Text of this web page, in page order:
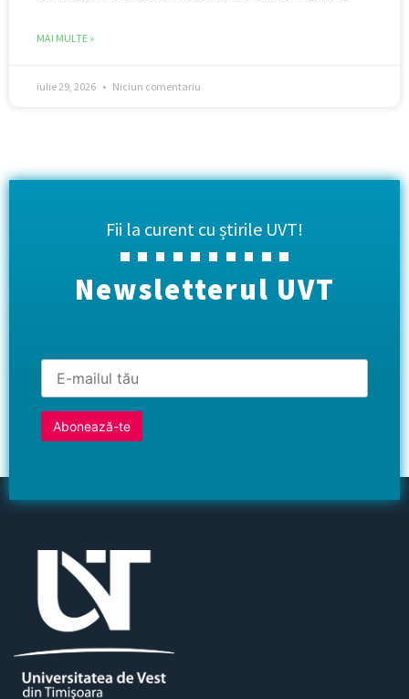
MAI MULTE »
iulie 29, 2026 Niciun comentariu
Fii la curent cu știrile UVT!
Newsletterul UVT